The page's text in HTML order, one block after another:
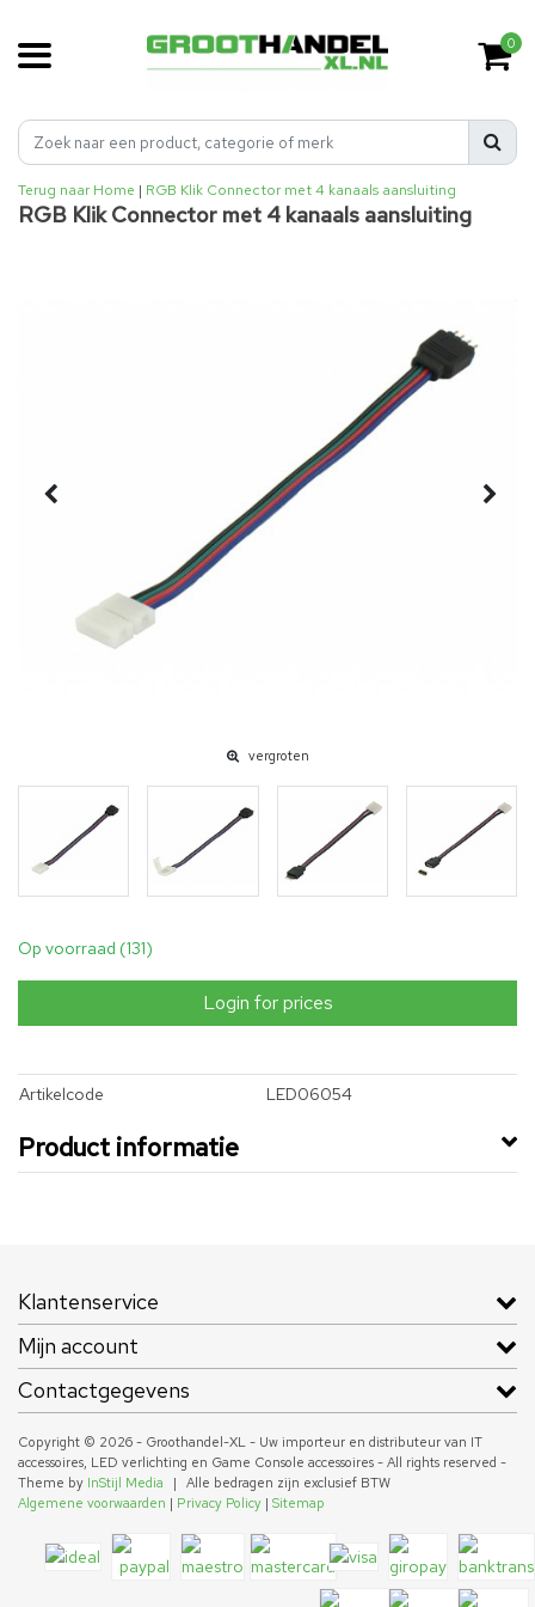
0
Terug naar Home | RGB Klik Connector met 4 kanaals aansluiting
RGB Klik Connector met 4 kanaals aansluiting
vergroten
Op voorraad (131)
Login for prices
Artikelcode LED06054
Product informatie
Klantenservice
Mijn account
Contactgegevens
Copyright © 2026 - Groothandel-XL - Uw importeur en distributeur van IT
accessoires, LED verlichting en Game Console accessoires - All rights reserved -
Theme by InStijl Media |
Alle bedragen zijn exclusief BTW
Algemene voorwaarden | Privacy Policy | Sitemap